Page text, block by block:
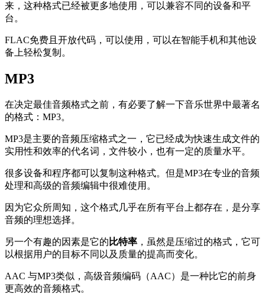
来，这种格式已经被更多地使用，可以兼容不同的设备和平
台。
FLAC免费且开放代码，可以使用，可以在智能手机和其他设
备上轻松复制。
MP3
在决定最佳音频格式之前，有必要了解一下音乐世界中最著名
的格式：MP3。
MP3是主要的音频压缩格式之一，它已经成为快速生成文件的
实用性和效率的代名词，文件较小，也有一定的质量水平。
很多设备和程序都可以复制这种格式。但是MP3在专业的音频
处理和高级的音频编辑中很难使用。
因为它众所周知，这个格式几乎在所有平台上都存在，是分享
音频的理想选择。
另一个有趣的因素是它的 比特率 ，虽然是压缩过的格式，它可
以根据用户的目标不同以及质量的提高而变化。
AAC 与MP3类似，高级音频编码（AAC）是一种比它的前身
更高效的音频格式。